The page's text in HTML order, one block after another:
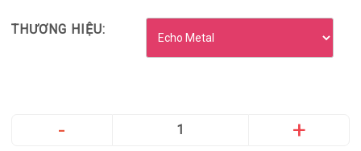
THƯƠNG HIỆU: